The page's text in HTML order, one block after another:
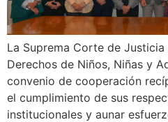
La Suprema Corte de
Derechos de Niños, Niñas y
convenio de cooperación
el cumplimiento de sus
institucionales y aunar